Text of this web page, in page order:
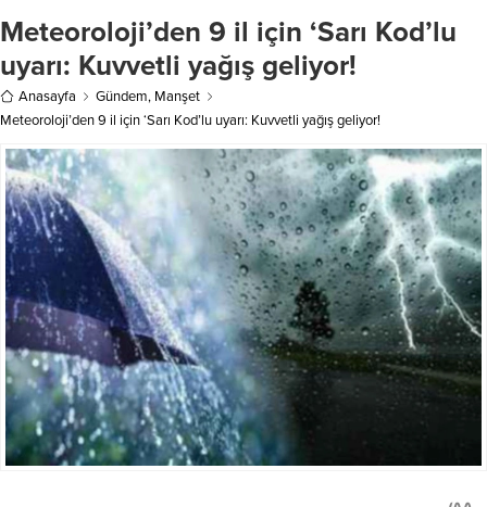
Edinilen bilgilere göre, tersanede
Teklifi Görüşülmeye Devam...
Meteoroloji’den 9 il için ‘Sarı Kod’lu
uyarı: Kuvvetli yağış geliyor!
Anasayfa Gündem, Manşet
Meteoroloji’den 9 il için ‘Sarı Kod’lu uyarı: Kuvvetli yağış geliyor!